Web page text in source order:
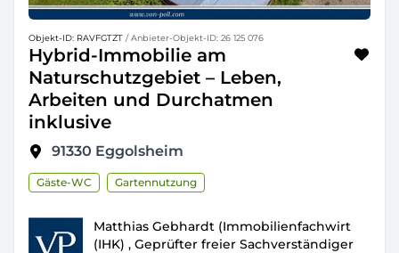
Objekt-ID: RAVFGTZT / Anbieter-Objekt-ID: 26 125 076
Hybrid-Immobilie am
Naturschutzgebiet – Leben,
Arbeiten und Durchatmen
inklusive
91330 Eggolsheim
Gäste-WC Gartennutzung
Matthias Gebhardt (Immobilienfachwirt
(IHK) , Geprüfter freier Sachverständiger